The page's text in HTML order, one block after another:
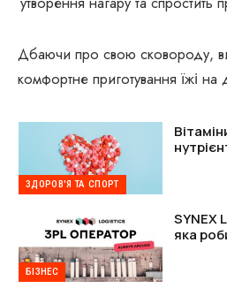
Дбаючи про свою сковороду,
комфортне приготування їжі на
ЗДОРОВ'Я ТА СПОРТ
БІЗНЕС
SYNEX
яка